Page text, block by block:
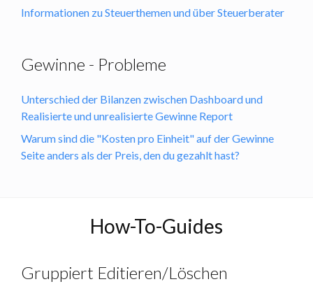
Informationen zu Steuerthemen und über Steuerberater
Gewinne - Probleme
Unterschied der Bilanzen zwischen Dashboard und
Realisierte und unrealisierte Gewinne Report
Warum sind die "Kosten pro Einheit" auf der Gewinne
Seite anders als der Preis, den du gezahlt hast?
How-To-Guides
Gruppiert Editieren/Löschen